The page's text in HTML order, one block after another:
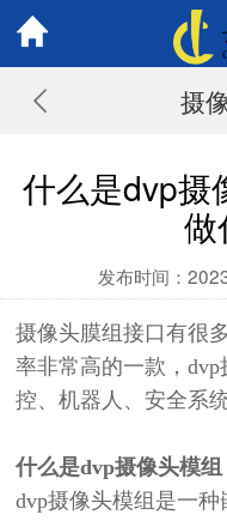
摄
什么是dvp摄
做
发布时间：
摄像头膜组接口有很
率非常高的一款，dvp
控、机器人、安全系
什么是dvp摄像头模组
dvp摄像头模组是一